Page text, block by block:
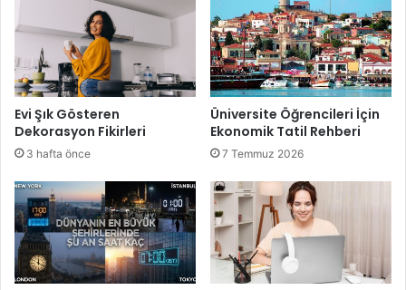
Evi Şık Gösteren
Dekorasyon Fikirleri
3 hafta önce
Üniversite Öğrencileri İçin
Ekonomik Tatil Rehberi
7 Temmuz 2026